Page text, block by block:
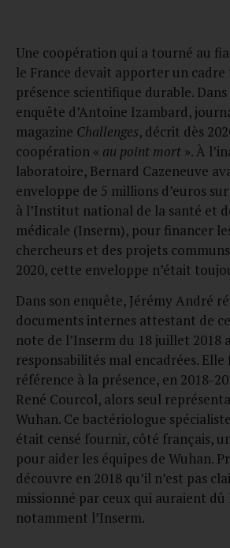
Une coopération qui a tourné au
le France devait apporter un
présence scientifique durable.
enquête d’Antoine Izambard,
magazine Challenges, décrit dès
coopération « au point mort ». À
laboratoire, Bernard Cazeneuve
enveloppe de 5 millions d’euros
à l’Institut national de la santé et
médicale (Inserm), pour financer
chercheurs et des projets
2020, cette enveloppe n’était
Dans son enquête, Jérémy André
documents internes attestant de
note de l’Inserm du 18 juillet 2018
responsabilités mal encadrées.
référence à la présence, en 2018-
René Courcol, alors seul
Wuhan. Ce bactériologue
était censé fournir, côté français,
pour aider les équipes de Wuhan.
découvre en 2018 qu’il n’est pas
missionné par ceux qui auraient dû
notamment l’Inserm.